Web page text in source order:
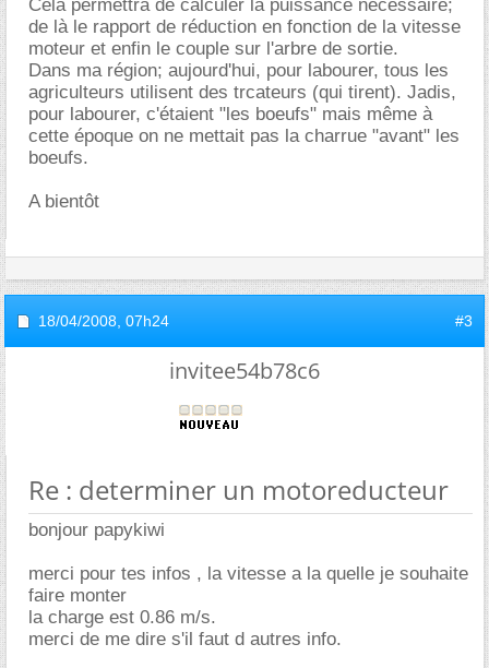
Cela permettra de calculer la puissance nécessaire;
de là le rapport de réduction en fonction de la vitesse
moteur et enfin le couple sur l'arbre de sortie.
Dans ma région; aujourd'hui, pour labourer, tous les
agriculteurs utilisent des trcateurs (qui tirent). Jadis,
pour labourer, c'étaient "les boeufs" mais même à
cette époque on ne mettait pas la charrue "avant" les
boeufs.
A bientôt
18/04/2008, 07h24 #3
invitee54b78c6
Re : determiner un motoreducteur
bonjour papykiwi
merci pour tes infos , la vitesse a la quelle je souhaite
faire monter
la charge est 0.86 m/s.
merci de me dire s'il faut d autres info.